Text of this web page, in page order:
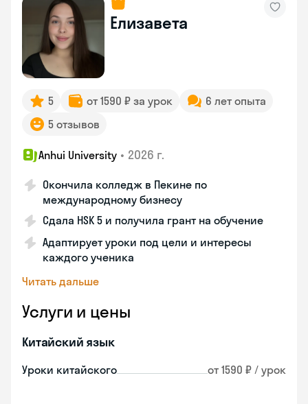
Елизавета
5 от 1590 ₽ за урок
6 лет опыта
5 отзывов
Anhui University • 2026 г.
Окончила колледж в Пекине по
международному бизнесу
Сдала HSK 5 и получила грант на обучение
Адаптирует уроки под цели и интересы
каждого ученика
Читать дальше
Услуги и цены
Китайский язык
Уроки китайского от 1590 ₽ / урок